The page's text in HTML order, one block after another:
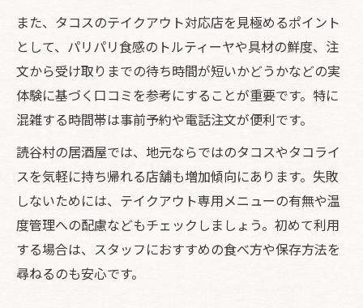
また、タコスのテイクアウト対応店を見極めるポイント
として、パリパリ食感のトルティーヤや具材の鮮度、注
文から受け取りまでの待ち時間が短いかどうかなどの実
体験に基づく口コミを参考にすることが重要です。特に
混雑する時間帯は事前予約や電話注文が便利です。
読谷村の居酒屋では、地元ならではのタコスやタコライ
スを気軽に持ち帰れる店舗も増加傾向にあります。失敗
しないためには、テイクアウト専用メニューの有無や温
度管理への配慮などもチェックしましょう。初めて利用
する場合は、スタッフにおすすめの食べ方や保存方法を
尋ねるのも安心です。